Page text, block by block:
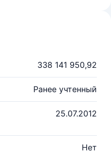
338 141 950,92
Ранее учтенный
25.07.2012
Нет